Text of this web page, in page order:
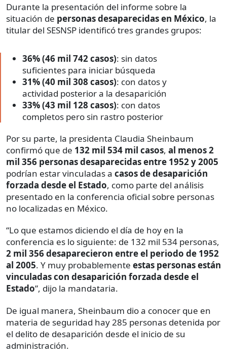
Durante la presentación del informe sobre la
situación de personas desaparecidas en México, la
titular del SESNSP identificó tres grandes grupos:
36% (46 mil 742 casos): sin datos
suficientes para iniciar búsqueda
31% (40 mil 308 casos): con datos y
actividad posterior a la desaparición
33% (43 mil 128 casos): con datos
completos pero sin rastro posterior
Por su parte, la presidenta Claudia Sheinbaum
confirmó que de 132 mil 534 mil casos, al menos 2
mil 356 personas desaparecidas entre 1952 y 2005
podrían estar vinculadas a casos de desaparición
forzada desde el Estado, como parte del análisis
presentado en la conferencia oficial sobre personas
no localizadas en México.
“Lo que estamos diciendo el día de hoy en la
conferencia es lo siguiente: de 132 mil 534 personas,
2 mil 356 desaparecieron entre el periodo de 1952
al 2005. Y muy probablemente estas personas están
vinculadas con desaparición forzada desde el
Estado”, dijo la mandataria.
De igual manera, Sheinbaum dio a conocer que en
materia de seguridad hay 285 personas detenida por
el delito de desaparición desde el inicio de su
administración.